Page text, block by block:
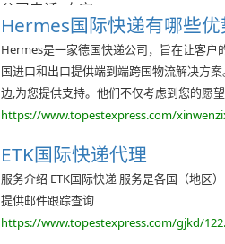
Hermes国际快递有哪些优
Hermes是一家德国快递公司，旨在让客
国进口和出口提供端到端跨国物流解决方
边,为您提供支持。他们不仅考虑到您的愿
https://www.topestexpress.com/
ETK国际快递代理
服务介绍 ETK国际快递 服务是各国（地区
提供邮件跟踪查询
https://www.topestexpress.com/gjkd/